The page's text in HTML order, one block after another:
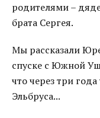
родителями –
брата Сергея.
Мы рассказали
спуске с Южной
что через три
Эльбруса...